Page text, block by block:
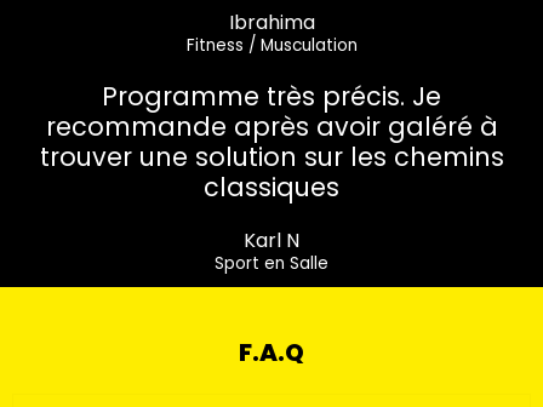
Ibrahima
Fitness / Musculation
Programme très précis. Je
recommande après avoir galéré à
trouver une solution sur les chemins
classiques
Karl N
Sport en Salle
F.A.Q